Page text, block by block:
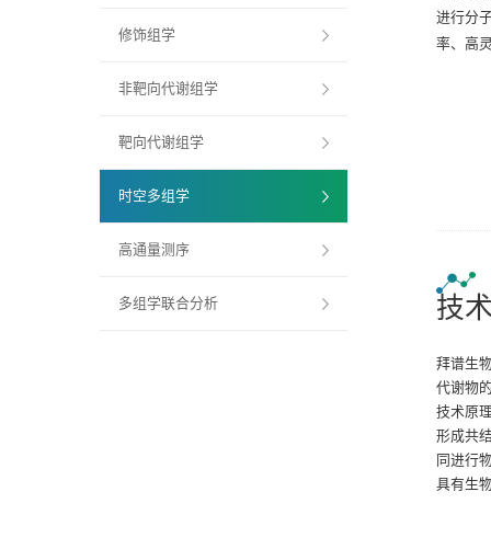
修饰组学
非靶向代谢组学
靶向代谢组学
时空多组学
高通量测序
多组学联合分析
进行分
率、高
技
拜谱生
代谢物
技术原
形成共
同进行
具有生